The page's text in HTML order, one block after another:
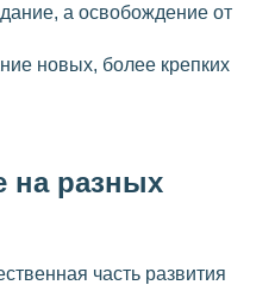
а освобождение от
новых, более крепких
на разных
часть развития